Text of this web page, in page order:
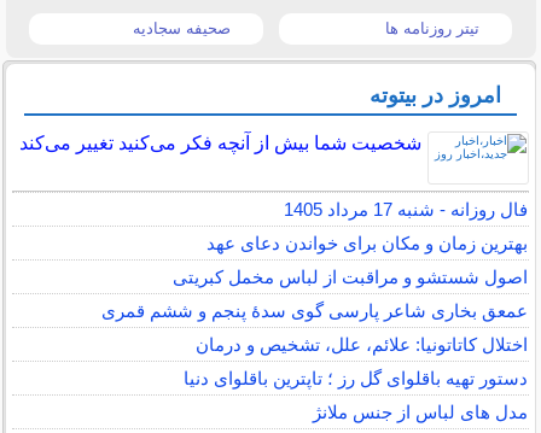
تیتر روزنامه ها صحیفه سجادیه
امروز در بیتوته
شخصیت شما بیش از آنچه فکر می‌کنید تغییر می‌کند
فال روزانه - شنبه 17 مرداد 1405
بهترین زمان و مکان برای خواندن دعای عهد
اصول شستشو و مراقبت از لباس مخمل کبریتی
عمعق بخاری شاعر پارسی گوی سدهٔ پنجم و ششم قمری
اختلال کاتاتونیا: علائم، علل، تشخیص و درمان
دستور تهیه باقلوای گل رز ؛ تاپترین باقلوای دنیا
مدل های لباس از جنس ملانژ